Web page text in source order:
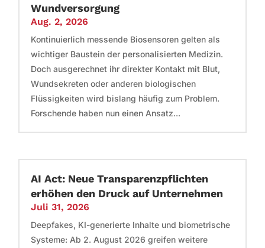
Wundversorgung
Aug. 2, 2026
Kontinuierlich messende Biosensoren gelten als
wichtiger Baustein der personalisierten Medizin.
Doch ausgerechnet ihr direkter Kontakt mit Blut,
Wundsekreten oder anderen biologischen
Flüssigkeiten wird bislang häufig zum Problem.
Forschende haben nun einen Ansatz...
AI Act: Neue Transparenzpflichten
erhöhen den Druck auf Unternehmen
Juli 31, 2026
Deepfakes, KI-generierte Inhalte und biometrische
Systeme: Ab 2. August 2026 greifen weitere